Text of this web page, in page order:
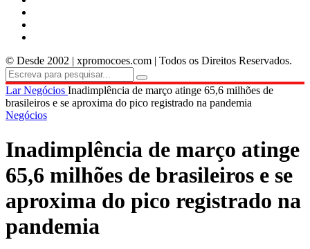
© Desde 2002 | xpromocoes.com | Todos os Direitos Reservados.
LarNegócios Inadimplência de março atinge 65,6 milhões de
brasileiros e se aproxima do pico registrado na pandemia
Negócios
Inadimplência de março atinge
65,6 milhões de brasileiros e se
aproxima do pico registrado na
pandemia